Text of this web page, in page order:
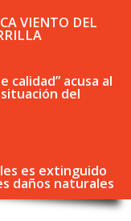
VIENTO DEL
calidad” acusa al
del
es extinguido
daños naturales